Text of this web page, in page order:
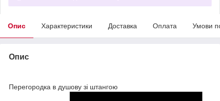
Опис Характеристики Доставка Оплата Умови
Опис
Перегородка в душову зі штангою